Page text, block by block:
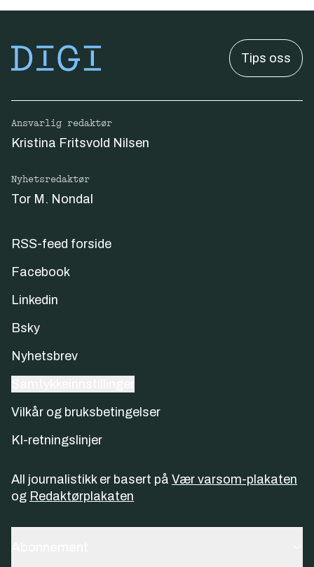
Tips oss
Ansvarlig redaktør
Kristina Fritsvold Nilsen
Nyhetsredaktør
Tor M. Nondal
RSS-feed forside
Facebook
Linkedin
Bsky
Nyhetsbrev
Vilkår og bruksbetingelser
KI-retningslinjer
All journalistikk er basert på Vær varsom-plakaten
og Redaktørplakaten